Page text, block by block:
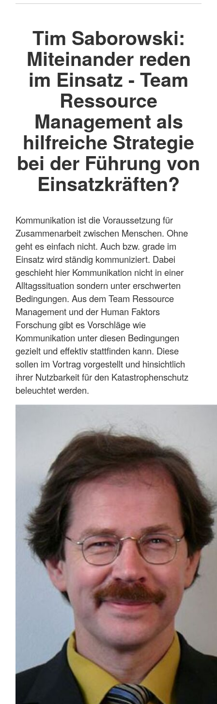
Tim Saborowski:
Miteinander reden
im Einsatz - Team
Ressource
Management als
hilfreiche Strategie
bei der Führung von
Einsatzkräften?
Kommunikation ist die Voraussetzung für
Zusammenarbeit zwischen Menschen. Ohne
geht es einfach nicht. Auch bzw. grade im
Einsatz wird ständig kommuniziert. Dabei
geschieht hier Kommunikation nicht in einer
Alltagssituation sondern unter erschwerten
Bedingungen. Aus dem Team Ressource
Management und der Human Faktors
Forschung gibt es Vorschläge wie
Kommunikation unter diesen Bedingungen
gezielt und effektiv stattfinden kann. Diese
sollen im Vortrag vorgestellt und hinsichtlich
ihrer Nutzbarkeit für den Katastrophenschutz
beleuchtet werden.